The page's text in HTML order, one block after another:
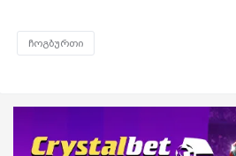
ჩოგბურთი